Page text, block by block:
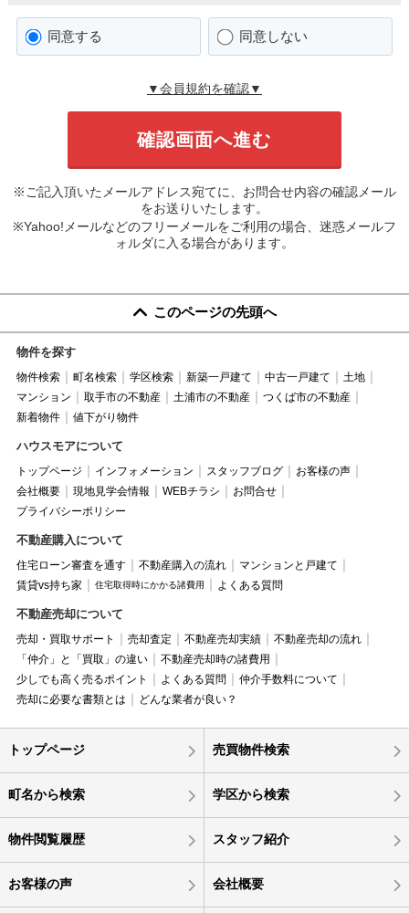
同意する 同意しない
▼会員規約を確認▼
※ご記入頂いたメールアドレス宛てに、お問合せ内容の確認メール
をお送りいたします。
※Yahoo!メールなどのフリーメールをご利用の場合、迷惑メールフ
ォルダに入る場合があります。
このページの先頭へ
物件を探す
物件検索 町名検索 学区検索 新築一戸建て 中古一戸建て
土地
マンション
取手市の不動産 土浦市の不動産
つくば市の不動産
新着物件
値下がり物件
ハウスモアについて
トップページ インフォメーション スタッフブログ
お客様の声
会社概要
現地見学会情報 WEBチラシ
お問合せ
プライバシーポリシー
不動産購入について
住宅ローン審査を通す 不動産購入の流れ
マンションと戸建て
賃貸vs持ち家
住宅取得時にかかる諸費用 よくある質問
不動産売却について
売却・買取サポート 売却査定 不動産売却実績
不動産売却の流れ
「仲介」と「買取」の違い
不動産売却時の諸費用
少しでも高く売るポイント
よくある質問
仲介手数料について
売却に必要な書類とは
どんな業者が良い？
トップページ 売買物件検索
町名から検索 学区から検索
物件閲覧履歴 スタッフ紹介
お客様の声 会社概要